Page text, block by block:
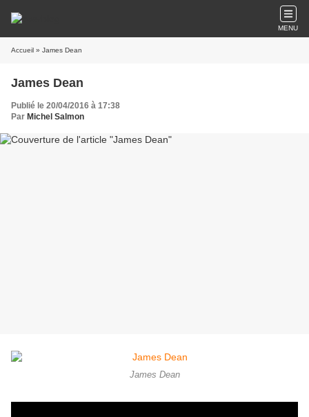
MENU
Accueil » James Dean
James Dean
Publié le 20/04/2016 à 17:38
Par Michel Salmon
James Dean